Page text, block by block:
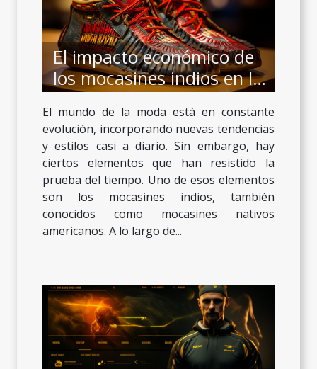
El impacto económico de
los mocasines indios en la
industria de la moda
El mundo de la moda está en constante
evolución, incorporando nuevas tendencias
y estilos casi a diario. Sin embargo, hay
ciertos elementos que han resistido la
prueba del tiempo. Uno de esos elementos
son los mocasines indios, también
conocidos como mocasines nativos
americanos. A lo largo de...